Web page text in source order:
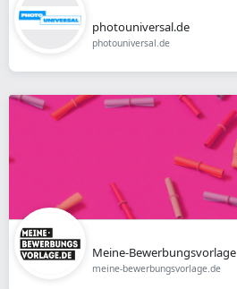
photouniversal.de
photouniversal.de
Meine-Bewerbungsvorlage
meine-bewerbungsvorlage.de